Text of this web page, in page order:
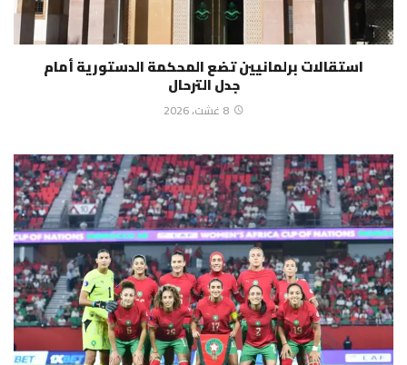
استقالات برلمانيين تضع المحكمة الدستورية أمام
جدل الترحال
8 غشت، 2026